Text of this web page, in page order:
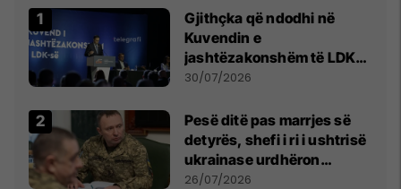
Gjithçka që ndodhi në
Kuvendin e
jashtëzakonshëm të LDK-
së
30/07/2026
Pesë ditë pas marrjes së
detyrës, shefi i ri i ushtrisë
ukrainase urdhëron
kontroll të madh
26/07/2026